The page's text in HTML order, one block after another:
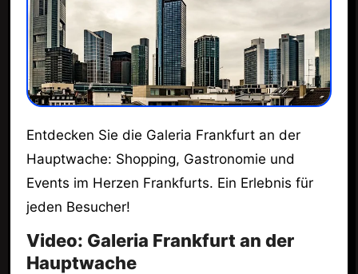
Entdecken Sie die Galeria Frankfurt an der
Hauptwache: Shopping, Gastronomie und
Events im Herzen Frankfurts. Ein Erlebnis für
jeden Besucher!
Video: Galeria Frankfurt an der
Hauptwache